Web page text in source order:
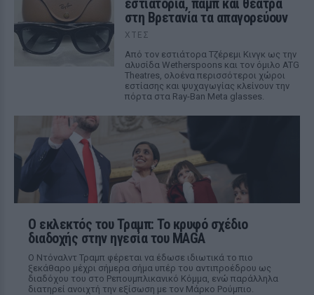
εστιατόρια, παμπ και θέατρα
στη Βρετανία τα απαγορεύουν
ΧΤΕΣ
Από τον εστιάτορα Τζέρεμι Κινγκ ως την
αλυσίδα Wetherspoons και τον όμιλο ATG
Theatres, ολοένα περισσότεροι χώροι
εστίασης και ψυχαγωγίας κλείνουν την
πόρτα στα Ray-Ban Meta glasses.
Ο εκλεκτός του Τραμπ: Το κρυφό σχέδιο
διαδοχής στην ηγεσία του MAGA
Ο Ντόναλντ Τραμπ φέρεται να έδωσε ιδιωτικά το πιο
ξεκάθαρο μέχρι σήμερα σήμα υπέρ του αντιπροέδρου ως
διαδόχου του στο Ρεπουμπλικανικό Κόμμα, ενώ παράλληλα
διατηρεί ανοιχτή την εξίσωση με τον Μάρκο Ρούμπιο.